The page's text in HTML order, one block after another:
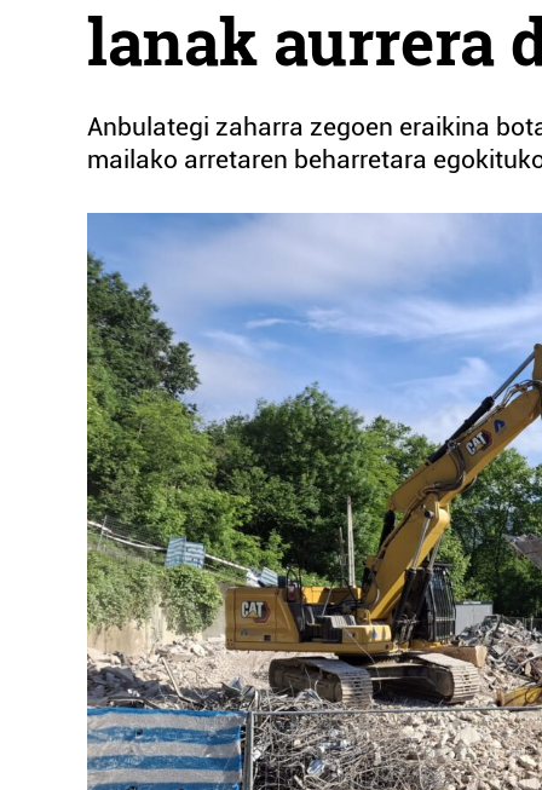
lanak aurrera
Anbulategi zaharra zegoen eraikina
mailako arretaren beharretara